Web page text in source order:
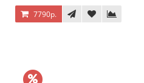
7790р.